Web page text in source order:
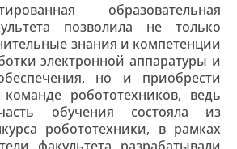
образовательная
позволила не только
знания и компетенции
электронной аппаратуры и
но и приобрести
робототехников, ведь
обучения состояла из
робототехники, в рамках